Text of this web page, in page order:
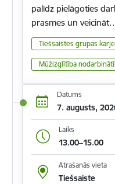
palīdz pielāgoties
prasmes un
Tiešsaistes grupas
Mūžizglītība
Datums
7. augusts,
Laiks
13.00–15.00
Atrašanās vieta
Tiešsaiste